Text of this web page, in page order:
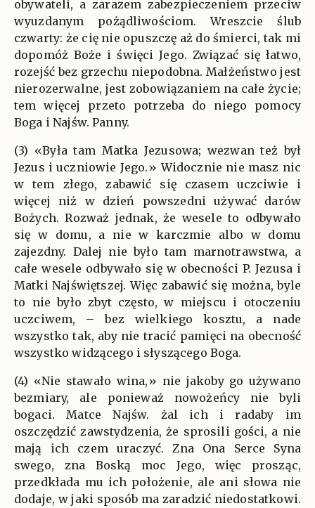
obywateli, a zarazem zabezpieczeniem przeciw
wyuzdanym pożądliwościom. Wreszcie ślub
czwarty: że cię nie opuszczę aż do śmierci, tak mi
dopomóż Boże i święci Jego. Związać się łatwo,
rozejść bez grzechu niepodobna. Małżeństwo jest
nierozerwalne, jest zobowiązaniem na całe życie;
tem więcej przeto potrzeba do niego pomocy
Boga i Najśw. Panny.
(3) «Była tam Matka Jezusowa; wezwan też był
Jezus i uczniowie Jego.» Widocznie nie masz nic
w tem złego, zabawić się czasem uczciwie i
więcej niż w dzień powszedni używać darów
Bożych. Rozważ jednak, że wesele to odbywało
się w domu, a nie w karczmie albo w domu
zajezdny. Dalej nie było tam marnotrawstwa, a
całe wesele odbywało się w obecności P. Jezusa i
Matki Najświętszej. Więc zabawić się można, byle
to nie było zbyt często, w miejscu i otoczeniu
uczciwem, – bez wielkiego kosztu, a nade
wszystko tak, aby nie tracić pamięci na obecność
wszystko widzącego i słyszącego Boga.
(4) «Nie stawało wina,» nie jakoby go używano
bezmiary, ale ponieważ nowożeńcy nie byli
bogaci. Matce Najśw. żal ich i radaby im
oszczędzić zawstydzenia, że sprosili gości, a nie
mają ich czem uraczyć. Zna Ona Serce Syna
swego, zna Boską moc Jego, więc prosząc,
przedkłada mu ich położenie, ale ani słowa nie
dodaje, w jaki sposób ma zaradzić niedostatkowi.